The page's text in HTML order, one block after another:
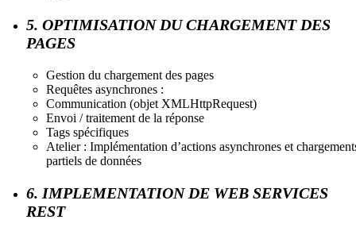
5. OPTIMISATION DU CHARGEMENT DES
PAGES
Gestion du chargement des pages
Requêtes asynchrones :
Communication (objet XMLHttpRequest)
Envoi / traitement de la réponse
Tags spécifiques
Atelier : Implémentation d’actions asynchrones et
partiels de données
6. IMPLEMENTATION DE WEB SERVICES
REST